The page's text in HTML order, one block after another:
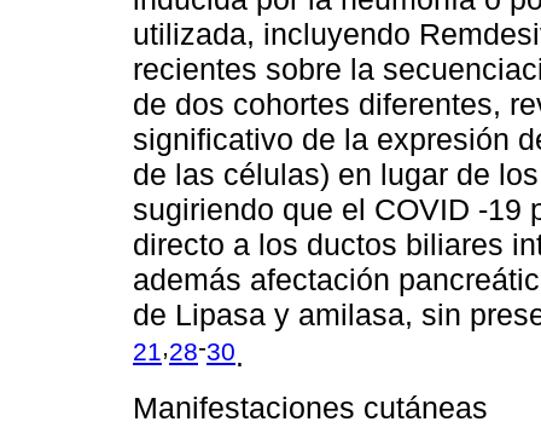
utilizada, incluyendo
recientes sobre la
de dos cohortes diferentes,
significativo de la expresión
de las células) en lugar de
sugiriendo que el COVID -19
directo a los ductos biliares
además afectación
de Lipasa y amilasa, sin
21,28-30.
Manifestaciones cutáneas